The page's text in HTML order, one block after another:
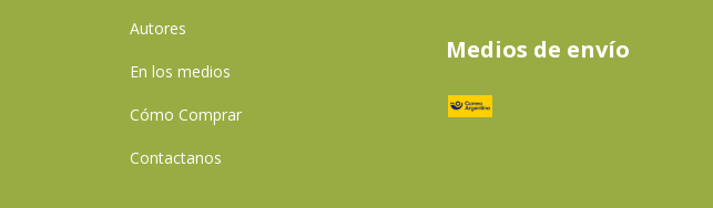
Autores
En los medios
Cómo Comprar
Contactanos
Medios de envío